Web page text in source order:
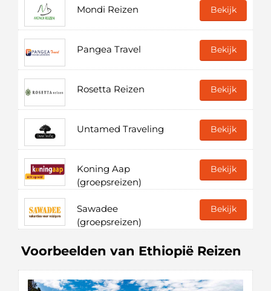
Mondi Reizen Bekijk
Pangea Travel Bekijk
Rosetta Reizen Bekijk
Untamed Traveling Bekijk
Koning Aap
(groepsreizen)
Bekijk
Sawadee
(groepsreizen)
Bekijk
Voorbeelden van Ethiopië Reizen